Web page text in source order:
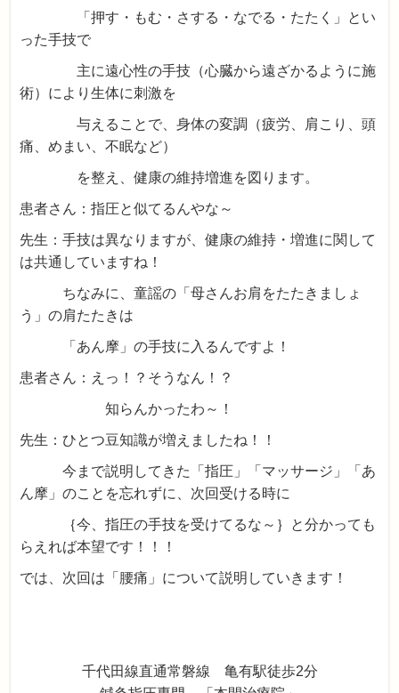
「押す・もむ・さする・なでる・たたく」とい
った手技で
主に遠心性の手技（心臓から遠ざかるように施
術）により生体に刺激を
与えることで、身体の変調（疲労、肩こり、頭
痛、めまい、不眠など）
を整え、健康の維持増進を図ります。
患者さん：指圧と似てるんやな～
先生：手技は異なりますが、健康の維持・増進に関して
は共通していますね！
ちなみに、童謡の「母さんお肩をたたきましょ
う」の肩たたきは
「あん摩」の手技に入るんですよ！
患者さん：えっ！？そうなん！？
知らんかったわ～！
先生：ひとつ豆知識が増えましたね！！
今まで説明してきた「指圧」「マッサージ」「あ
ん摩」のことを忘れずに、次回受ける時に
｛今、指圧の手技を受けてるな～｝と分かっても
らえれば本望です！！！
では、次回は「腰痛」について説明していきます！
千代田線直通常磐線 亀有駅徒歩2分